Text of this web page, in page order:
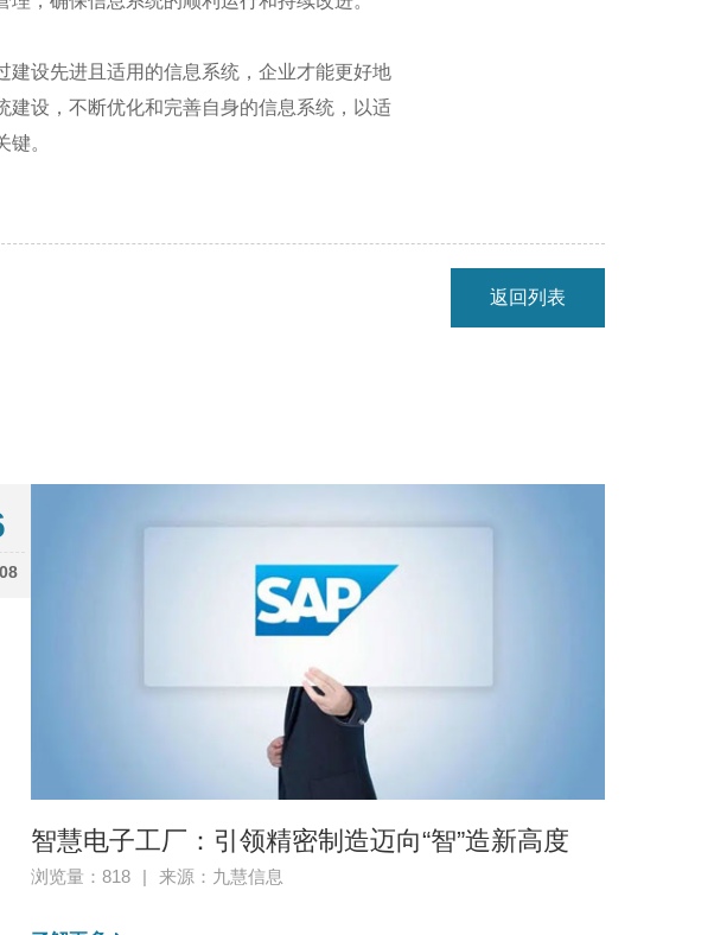
建设先进且适用的信息系统，企业才能更好地
设，不断优化和完善自身的信息系统，以适
。
返回列表
智慧电子工厂：引领精密制造迈向“智”造新高度
浏览量：818 | 来源：九慧信息